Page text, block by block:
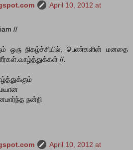
April 10, 2012 at
//
ஒரு நிகழ்ச்சியில், பெண்களின் மனதை
//.
நன்றி
April 10, 2012 at